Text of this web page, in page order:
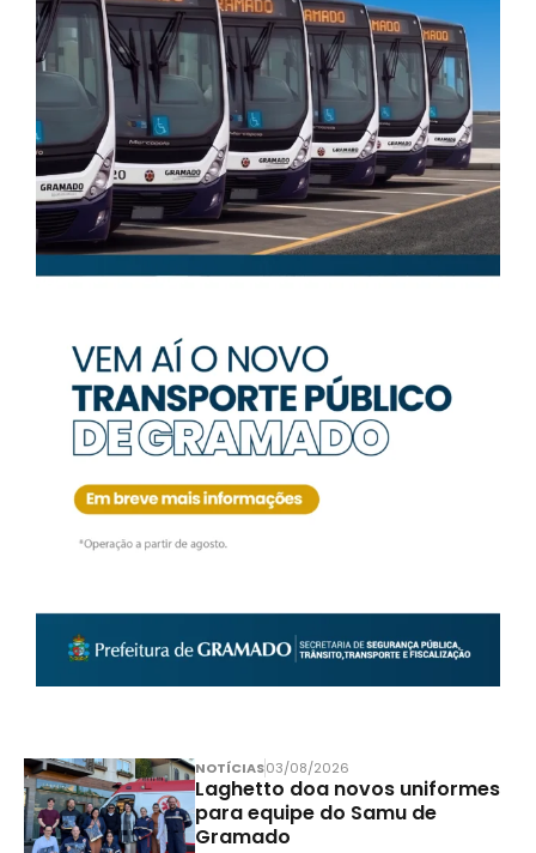
NOTÍCIAS03/08/2026
Laghetto doa novos uniformes
para equipe do Samu de
Gramado